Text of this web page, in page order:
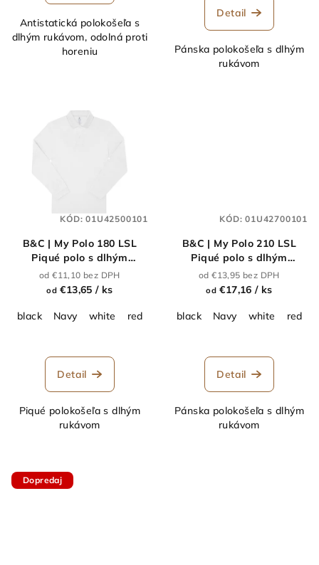
Antistatická polokošeľa s
dlhým rukávom, odolná proti
horeniu
Detail
Pánska polokošeľa s dlhým
rukávom
B&C | My Polo 180 LSL
Piqué polo s dlhým
rukávom_01.U425
od €11,10 bez DPH
od €13,65/ ks
black Navy white red royal blue dark grey burgundy
Detail
Piqué polokošeľa s dlhým
rukávom
KÓD:01U42500101
B&C | My Polo 210 LSL
Piqué polo s dlhým
rukávom z ťažkej
bavlny_01.U427
od €13,95 bez DPH
od €17,16/ ks
black Navy white red
Detail
Pánska polokošeľa s dlhým
rukávom
KÓD:01U42700101
Dopredaj